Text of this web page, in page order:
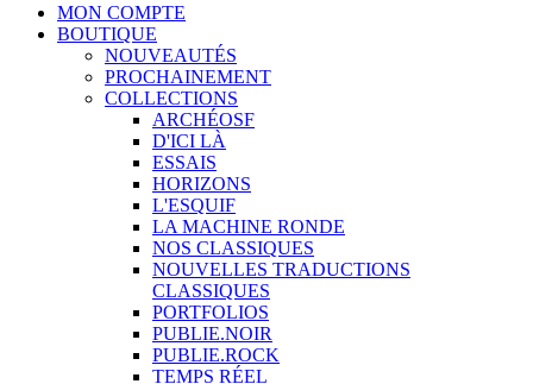
MON COMPTE
BOUTIQUE
NOUVEAUTÉS
PROCHAINEMENT
COLLECTIONS
ARCHÉOSF
D'ICI LÀ
ESSAIS
HORIZONS
L'ESQUIF
LA MACHINE RONDE
NOS CLASSIQUES
NOUVELLES TRADUCTIONS
CLASSIQUES
PORTFOLIOS
PUBLIE.NOIR
PUBLIE.ROCK
TEMPS RÉEL